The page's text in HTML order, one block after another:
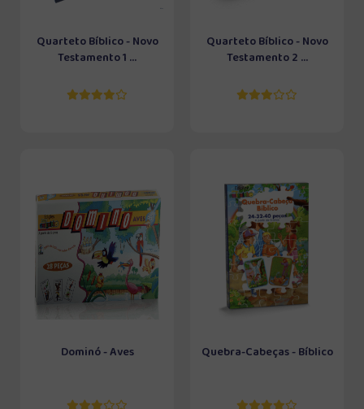
Quarteto Bíblico - Novo
Testamento 1 ...
Quarteto Bíblico - Novo
Testamento 2 ...
Dominó - Aves Quebra-Cabeças - Bíblico